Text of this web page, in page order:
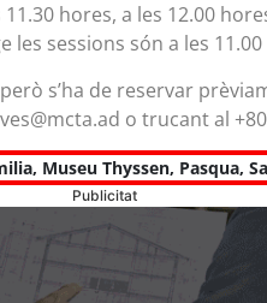
hores, a les 12.00
les sessions són a les
s’ha de reservar
o trucant al
, Museu Thyssen, Pasqua,
Publicitat